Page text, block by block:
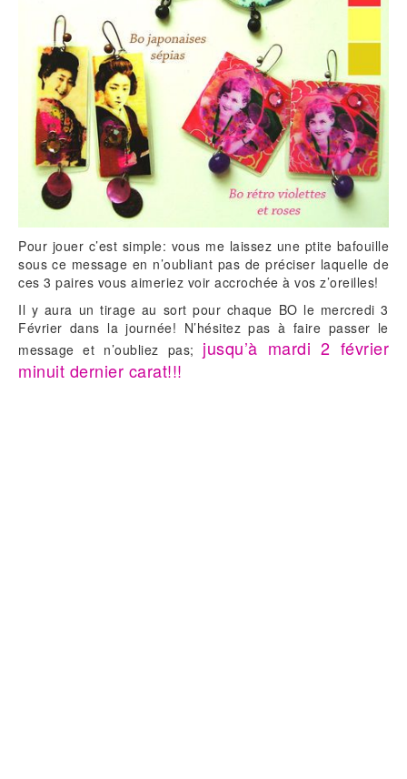
Pour jouer c’est simple: vous me laissez une ptite bafouille
sous ce message en n’oubliant pas de préciser laquelle de
ces 3 paires vous aimeriez voir accrochée à vos z’oreilles!
Il y aura un tirage au sort pour chaque BO le mercredi 3
Février dans la journée! N’hésitez pas à faire passer le
message et n’oubliez pas; jusqu’à mardi 2 février
minuit dernier carat!!!